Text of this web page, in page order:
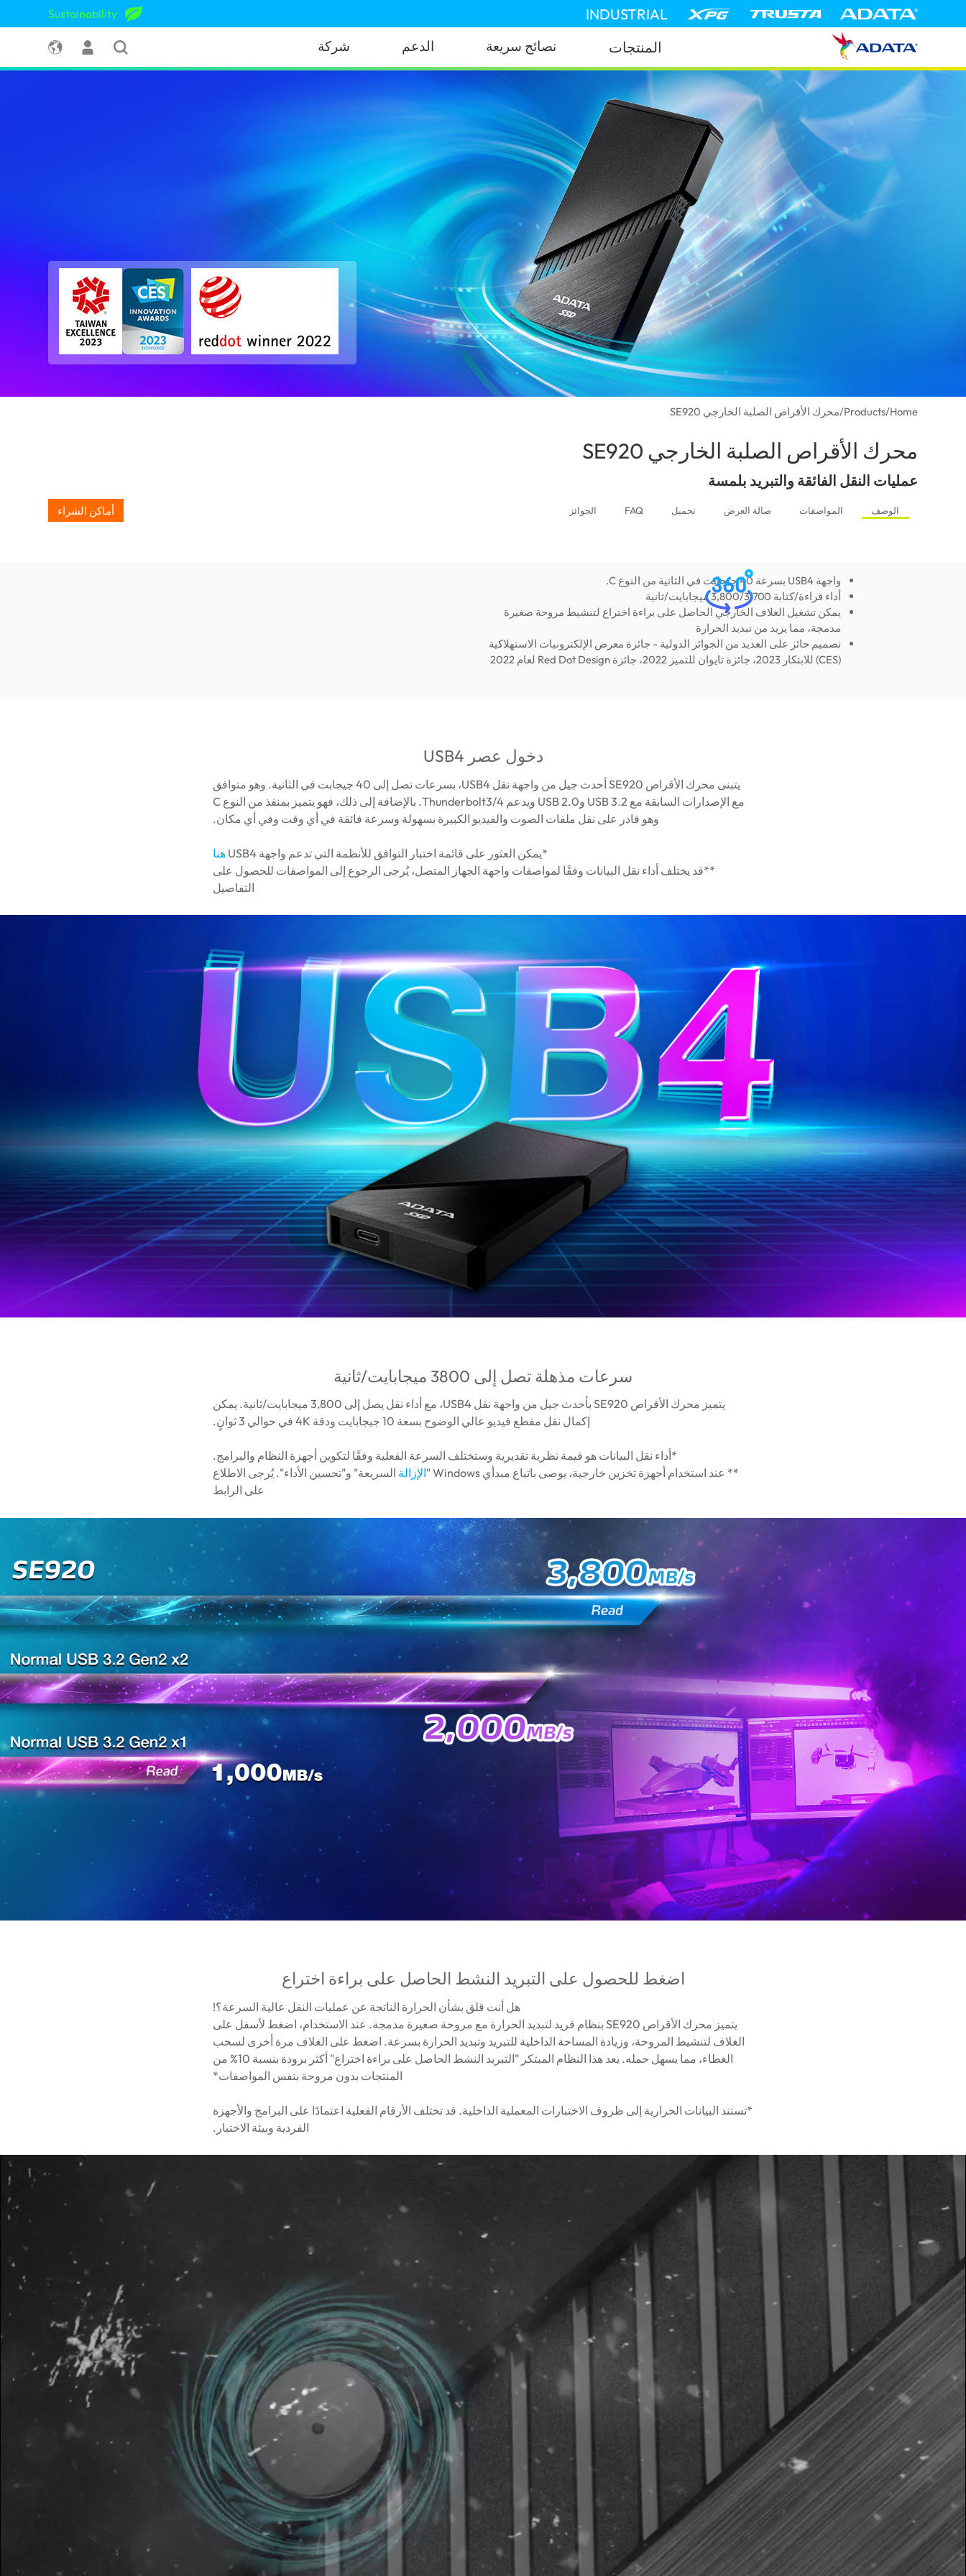
INDUSTRIAL
Sustainability
المنتجات نصائح سريعة الدعم شركة
Home
/
Products
/محرك الأقراص الصلبة الخارجي SE920
محرك الأقراص الصلبة الخارجي SE920
عمليات النقل الفائقة والتبريد بلمسة
الوصف المواصفات صالة العرض تحميل FAQ الجوائز أماكن الشراء
واجهة USB4 بسرعة 40 جيجابت في الثانية من النوع C.
أداء قراءة/كتابة 3,800/3,700 ميجابايت/ثانية
يمكن تشغيل الغلاف الخارجي الحاصل على براءة اختراع لتنشيط مروحة صغيرة
مدمجة، مما يزيد من تبديد الحرارة
تصميم حائز على العديد من الجوائز الدولية - جائزة معرض الإلكترونيات الاستهلاكية
(CES) للابتكار 2023، جائزة تايوان للتميز 2022، جائزة Red Dot Design لعام 2022
دخول عصر USB4
يتبنى محرك الأقراص SE920 أحدث جيل من واجهة نقل USB4، بسرعات تصل إلى 40 جيجابت في الثانية. وهو متوافق
مع الإصدارات السابقة مع USB 3.2 وUSB 2.0 ويدعم Thunderbolt3/4. بالإضافة إلى ذلك، فهو يتميز بمنفذ من النوع C
وهو قادر على نقل ملفات الصوت والفيديو الكبيرة بسهولة وسرعة فائقة في أي وقت وفي أي مكان.
*يمكن العثور على قائمة اختبار التوافق للأنظمة التي تدعم واجهة USB4
هنا
**قد يختلف أداء نقل البيانات وفقًا لمواصفات واجهة الجهاز المتصل، يُرجى الرجوع إلى المواصفات للحصول على
التفاصيل
سرعات مذهلة تصل إلى 3800 ميجابايت/ثانية
يتميز محرك الأقراص SE920 بأحدث جيل من واجهة نقل USB4، مع أداء نقل يصل إلى 3,800 ميجابايت/ثانية. يمكن
إكمال نقل مقطع فيديو عالي الوضوح بسعة 10 جيجابايت ودقة 4K في حوالي 3 ثوانٍ.
*أداء نقل البيانات هو قيمة نظرية تقديرية وستختلف السرعة الفعلية وفقًا لتكوين أجهزة النظام والبرامج.
** عند استخدام أجهزة تخزين خارجية، يوصى باتباع مبدأي Windows "
الإزالة السريعة" و"تحسين الأداء". يُرجى الاطلاع
على الرابط
اضغط للحصول على التبريد النشط الحاصل على براءة اختراع
هل أنت قلق بشأن الحرارة الناتجة عن عمليات النقل عالية السرعة؟!
يتميز محرك الأقراص SE920 بنظام فريد لتبديد الحرارة مع مروحة صغيرة مدمجة. عند الاستخدام، اضغط لأسفل على
الغلاف لتنشيط المروحة، وزيادة المساحة الداخلية للتبريد وتبديد الحرارة بسرعة. اضغط على الغلاف مرة أخرى لسحب
الغطاء، مما يسهل حمله. يعد هذا النظام المبتكر "التبريد النشط الحاصل على براءة اختراع" أكثر برودة بنسبة 10% من
المنتجات بدون مروحة بنفس المواصفات*
*تستند البيانات الحرارية إلى ظروف الاختبارات المعملية الداخلية. قد تختلف الأرقام الفعلية اعتمادًا على البرامج والأجهزة
الفردية وبيئة الاختبار.